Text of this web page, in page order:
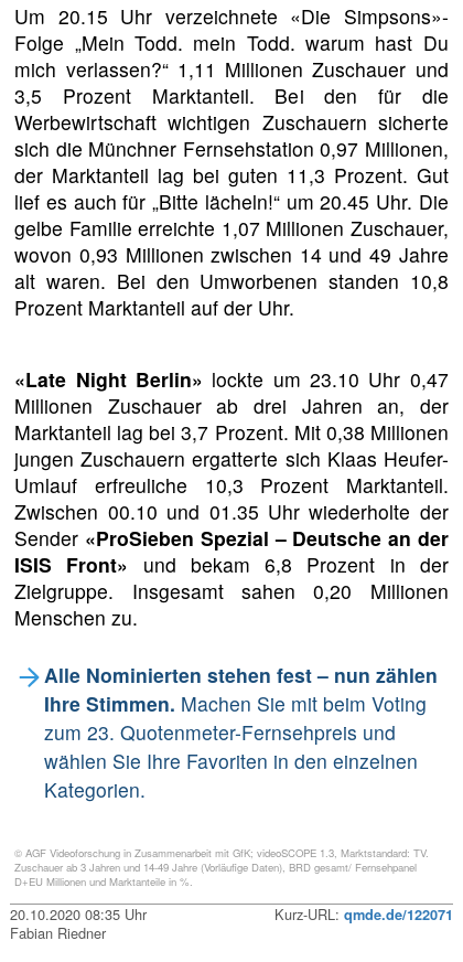
Um 20.15 Uhr verzeichnete «Die Simpsons»-
Folge „Mein Todd. mein Todd. warum hast Du
mich verlassen?“ 1,11 Millionen Zuschauer und
3,5 Prozent Marktanteil. Bei den für die
Werbewirtschaft wichtigen Zuschauern sicherte
sich die Münchner Fernsehstation 0,97 Millionen,
der Marktanteil lag bei guten 11,3 Prozent. Gut
lief es auch für „Bitte lächeln!“ um 20.45 Uhr. Die
gelbe Familie erreichte 1,07 Millionen Zuschauer,
wovon 0,93 Millionen zwischen 14 und 49 Jahre
alt waren. Bei den Umworbenen standen 10,8
Prozent Marktanteil auf der Uhr.
«Late Night Berlin» lockte um 23.10 Uhr 0,47
Millionen Zuschauer ab drei Jahren an, der
Marktanteil lag bei 3,7 Prozent. Mit 0,38 Millionen
jungen Zuschauern ergatterte sich Klaas Heufer-
Umlauf erfreuliche 10,3 Prozent Marktanteil.
Zwischen 00.10 und 01.35 Uhr wiederholte der
Sender «ProSieben Spezial – Deutsche an der
ISIS Front» und bekam 6,8 Prozent in der
Zielgruppe. Insgesamt sahen 0,20 Millionen
Menschen zu.
Alle Nominierten stehen fest – nun zählen
Ihre Stimmen. Machen Sie mit beim Voting
zum 23. Quotenmeter-Fernsehpreis und
wählen Sie Ihre Favoriten in den einzelnen
Kategorien.
© AGF Videoforschung in Zusammenarbeit mit GfK; videoSCOPE 1.3, Marktstandard: TV.
Zuschauer ab 3 Jahren und 14-49 Jahre (Vorläufige Daten), BRD gesamt/ Fernsehpanel
D+EU Millionen und Marktanteile in %.
20.10.2020 08:35 Uhr Kurz-URL: qmde.de/122071
Fabian Riedner